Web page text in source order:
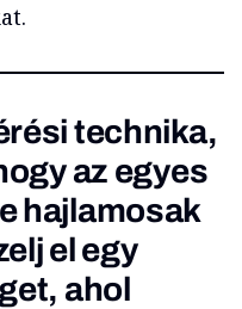
technika,
az egyes
hajlamosak
el egy
ahol